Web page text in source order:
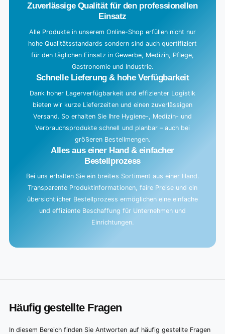
Zuverlässige Qualität für den professionellen
Einsatz
Alle Produkte in unserem Online-Shop erfüllen nicht nur
hohe Qualitätsstandards sondern sind auch quertifiziert
für den täglichen Einsatz in Gewerbe, Medizin, Pflege,
Gastronomie und Industrie.
Schnelle Lieferung & hohe Verfügbarkeit
Dank hoher Lagerverfügbarkeit und effizienter Logistik
bieten wir kurze Lieferzeiten und einen zuverlässigen
Versand. So erhalten Sie Ihre Hygiene-, Medizin- und
Verbrauchsprodukte schnell und planbar – auch bei
größeren Bestellmengen.
Alles aus einer Hand & einfacher
Bestellprozess
Bei uns erhalten Sie ein breites Sortiment aus einer Hand.
Transparente Produktinformationen, faire Preise und ein
übersichtlicher Bestellprozess ermöglichen eine einfache
und effiziente Beschaffung für Unternehmen und
Einrichtungen.
Häufig gestellte Fragen
In diesem Bereich finden Sie Antworten auf häufig gestellte Fragen